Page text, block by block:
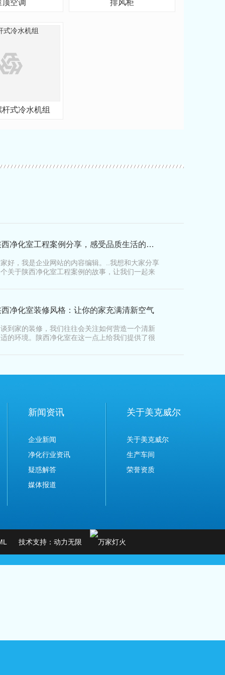
顶空调 排风柜
式冷水机组
陕西净化室工程案例分享，感受品质生活的改变
好，我是企业网站的内容编辑。..我想和大家分享
关于陕西净化室工程案例的故事，让我们一起来
西净化室装修风格：让你的家充满清新空气
到家的装修，我们往往会关注如何营造一个清新
的环境。陕西净化室在这一点上给我们提供了很
新闻资讯
企业新闻
净化行业资讯
疑惑解答
媒体报道
关于美克威尔
关于美克威尔
生产车间
荣誉资质
技术支持： 动力无限